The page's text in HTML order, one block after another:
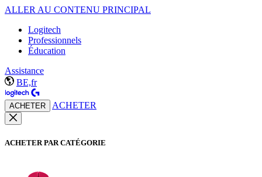
ALLER AU CONTENU PRINCIPAL
Logitech
Professionnels
Éducation
Assistance
BE,fr
ACHETER ACHETER
ACHETER PAR CATÉGORIE